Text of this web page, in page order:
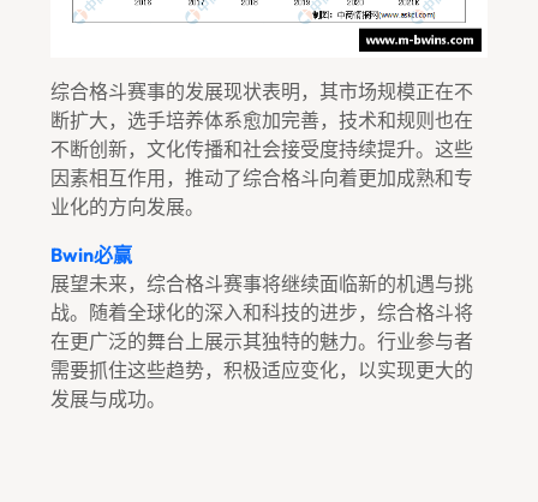
综合格斗赛事的发展现状表明，其市场规模正在不
断扩大，选手培养体系愈加完善，技术和规则也在
不断创新，文化传播和社会接受度持续提升。这些
因素相互作用，推动了综合格斗向着更加成熟和专
业化的方向发展。
Bwin必赢
展望未来，综合格斗赛事将继续面临新的机遇与挑
战。随着全球化的深入和科技的进步，综合格斗将
在更广泛的舞台上展示其独特的魅力。行业参与者
需要抓住这些趋势，积极适应变化，以实现更大的
发展与成功。